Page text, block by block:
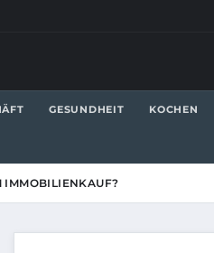
GESUNDHEIT KOCHEN
IMMOBILIENKAUF?